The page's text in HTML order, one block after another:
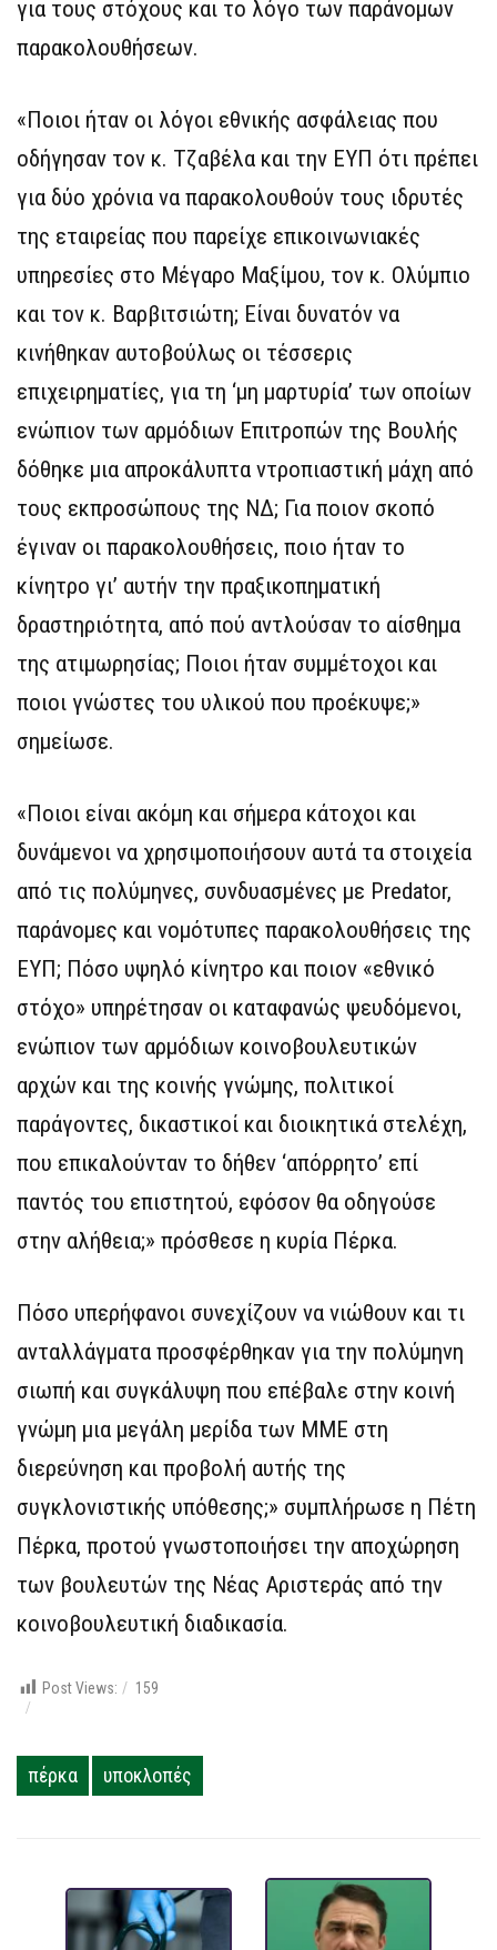
για τους στόχους και το λόγο των παράνομων
παρακολουθήσεων.
«Ποιοι ήταν οι λόγοι εθνικής ασφάλειας που
οδήγησαν τον κ. Τζαβέλα και την ΕΥΠ ότι πρέπει
για δύο χρόνια να παρακολουθούν τους ιδρυτές
της εταιρείας που παρείχε επικοινωνιακές
υπηρεσίες στο Μέγαρο Μαξίμου, τον κ. Ολύμπιο
και τον κ. Βαρβιτσιώτη; Είναι δυνατόν να
κινήθηκαν αυτοβούλως οι τέσσερις
επιχειρηματίες, για τη ‘μη μαρτυρία’ των οποίων
ενώπιον των αρμόδιων Επιτροπών της Βουλής
δόθηκε μια απροκάλυπτα ντροπιαστική μάχη από
τους εκπροσώπους της ΝΔ; Για ποιον σκοπό
έγιναν οι παρακολουθήσεις, ποιο ήταν το
κίνητρο γι’ αυτήν την πραξικοπηματική
δραστηριότητα, από πού αντλούσαν το αίσθημα
της ατιμωρησίας; Ποιοι ήταν συμμέτοχοι και
ποιοι γνώστες του υλικού που προέκυψε;»
σημείωσε.
«Ποιοι είναι ακόμη και σήμερα κάτοχοι και
δυνάμενοι να χρησιμοποιήσουν αυτά τα στοιχεία
από τις πολύμηνες, συνδυασμένες με Predator,
παράνομες και νομότυπες παρακολουθήσεις της
ΕΥΠ; Πόσο υψηλό κίνητρο και ποιον «εθνικό
στόχο» υπηρέτησαν οι καταφανώς ψευδόμενοι,
ενώπιον των αρμόδιων κοινοβουλευτικών
αρχών και της κοινής γνώμης, πολιτικοί
παράγοντες, δικαστικοί και διοικητικά στελέχη,
που επικαλούνταν το δήθεν ‘απόρρητο’ επί
παντός του επιστητού, εφόσον θα οδηγούσε
στην αλήθεια;» πρόσθεσε η κυρία Πέρκα.
Πόσο υπερήφανοι συνεχίζουν να νιώθουν και τι
ανταλλάγματα προσφέρθηκαν για την πολύμηνη
σιωπή και συγκάλυψη που επέβαλε στην κοινή
γνώμη μια μεγάλη μερίδα των ΜΜΕ στη
διερεύνηση και προβολή αυτής της
συγκλονιστικής υπόθεσης;» συμπλήρωσε η Πέτη
Πέρκα, προτού γνωστοποιήσει την αποχώρηση
των βουλευτών της Νέας Αριστεράς από την
κοινοβουλευτική διαδικασία.
Post Views: 159
πέρκα υποκλοπές